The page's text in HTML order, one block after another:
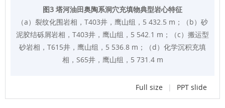
图3 塔河油田奥陶系洞穴充填物典型岩心特征
（a）裂纹化围岩相，T403井，鹰山组，5 432.5 m；（b）砂
泥胶结砾屑岩相，T403井，鹰山组，5 542.1 m；（c）搬运型
砂岩相，T615井，鹰山组，5 536.8 m；（d）化学沉积充填
相，S65井，鹰山组，5 731.4 m
Full size | PPT slide